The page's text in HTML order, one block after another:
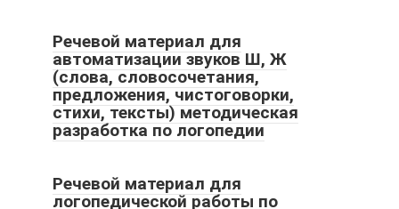
Речевой материал для
автоматизации звуков Ш, Ж
(слова, словосочетания,
предложения, чистоговорки,
стихи, тексты) методическая
разработка по логопедии
Речевой материал для
логопедической работы по